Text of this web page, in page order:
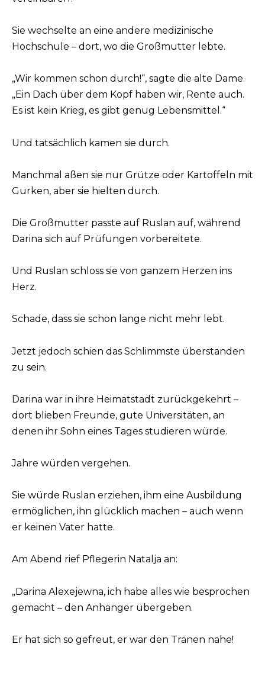
Sie wechselte an eine andere medizinische
Hochschule – dort, wo die Großmutter lebte.
„Wir kommen schon durch!“, sagte die alte Dame.
„Ein Dach über dem Kopf haben wir, Rente auch.
Es ist kein Krieg, es gibt genug Lebensmittel.“
Und tatsächlich kamen sie durch.
Manchmal aßen sie nur Grütze oder Kartoffeln mit
Gurken, aber sie hielten durch.
Die Großmutter passte auf Ruslan auf, während
Darina sich auf Prüfungen vorbereitete.
Und Ruslan schloss sie von ganzem Herzen ins
Herz.
Schade, dass sie schon lange nicht mehr lebt.
Jetzt jedoch schien das Schlimmste überstanden
zu sein.
Darina war in ihre Heimatstadt zurückgekehrt –
dort blieben Freunde, gute Universitäten, an
denen ihr Sohn eines Tages studieren würde.
Jahre würden vergehen.
Sie würde Ruslan erziehen, ihm eine Ausbildung
ermöglichen, ihn glücklich machen – auch wenn
er keinen Vater hatte.
Am Abend rief Pflegerin Natalja an:
„Darina Alexejewna, ich habe alles wie besprochen
gemacht – den Anhänger übergeben.
Er hat sich so gefreut, er war den Tränen nahe!